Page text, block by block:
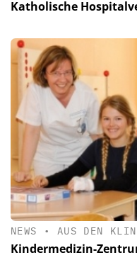
Katholische
NEWS • AUS DEN
Kindermedizin-